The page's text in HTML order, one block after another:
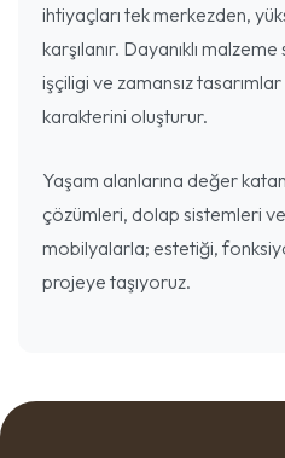
ihtiyaçları tek merkezden,
karşılanır. Dayanıklı
işçiligi ve zamansız
karakterini oluşturur.
Yaşam alanlarına değer
çözümleri, dolap sistemleri
mobilyalarla; estetiği,
projeye taşıyoruz.